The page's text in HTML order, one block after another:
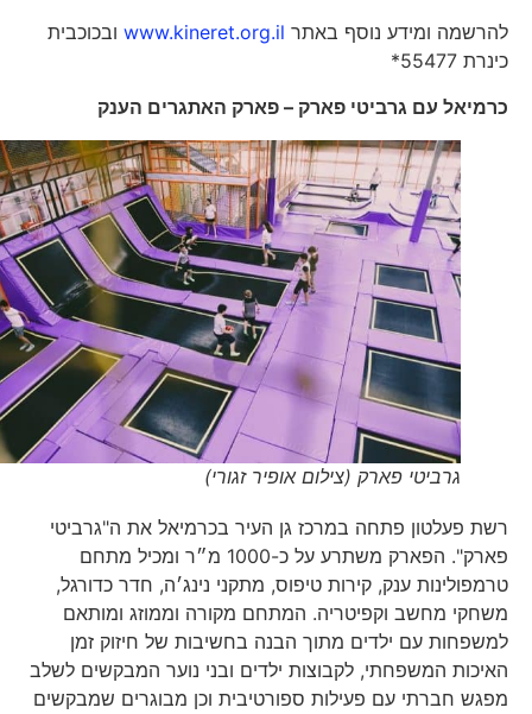
להרשמה ומידע נוסף באתרwww.kineret.org.ilובכוכבית
כינרת 55477*
כרמיאל עם גרביטי פארק – פארק האתגרים הענק
גרביטי פארק (צילום אופיר זגורי)
רשת פעלטון פתחה במרכז גן העיר בכרמיאל את ה"גרביטי
פארק". הפארק משתרע על כ-1000 מ״ר ומכיל מתחם
טרמפולינות ענק, קירות טיפוס, מתקני נינג׳ה, חדר כדורגל,
משחקי מחשב וקפיטריה. המתחם מקורה וממוזג ומותאם
למשפחות עם ילדים מתוך הבנה בחשיבות של חיזוק זמן
האיכות המשפחתי, לקבוצות ילדים ובני נוער המבקשים לשלב
מפגש חברתי עם פעילות ספורטיבית וכן מבוגרים שמבקשים